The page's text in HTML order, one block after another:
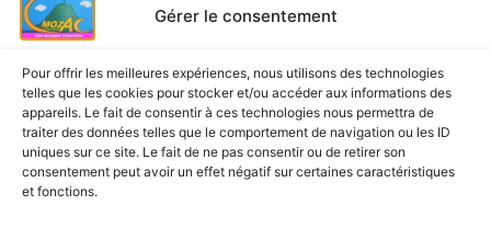
Gérer le consentement
Pour offrir les meilleures expériences, nous utilisons des technologies
telles que les cookies pour stocker et/ou accéder aux informations des
appareils. Le fait de consentir à ces technologies nous permettra de
traiter des données telles que le comportement de navigation ou les ID
uniques sur ce site. Le fait de ne pas consentir ou de retirer son
consentement peut avoir un effet négatif sur certaines caractéristiques
et fonctions.
regroupe des dizaines d'adhérents, tous
passionnés d'objets de toute nature, anciens ou
récents, pièces rares ou insolites, voire
inattendues.
Accueil Les actualités